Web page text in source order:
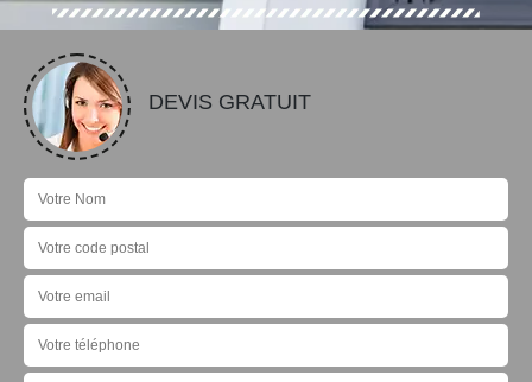
DEVIS GRATUIT